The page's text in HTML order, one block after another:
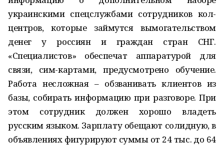
украинскими спецслужбами сотрудников кол-
центров, которые займутся вымогательством
денег у россиян и граждан стран СНГ.
«Специалистов» обеспечат аппаратурой для
связи, сим-картами, предусмотрено обучение.
Работа несложная – обзванивать клиентов из
базы, собирать информацию при разговоре. При
этом сотрудник должен хорошо владеть
русским языком. Зарплату обещают солидную, в
объявлениях фигурируют суммы от 24 тыс. до 64